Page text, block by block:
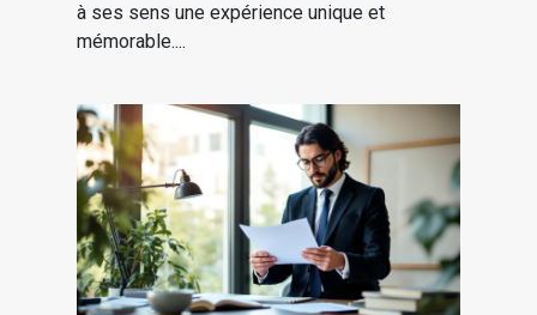
à ses sens une expérience unique et
mémorable....